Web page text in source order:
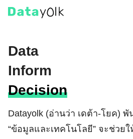
Skip
Data
Inform
Decision
Datayolk (อ่านว่า เดต้า-โยค) พั
“ข้อมูลและเทคโนโลยี” จะช่วย